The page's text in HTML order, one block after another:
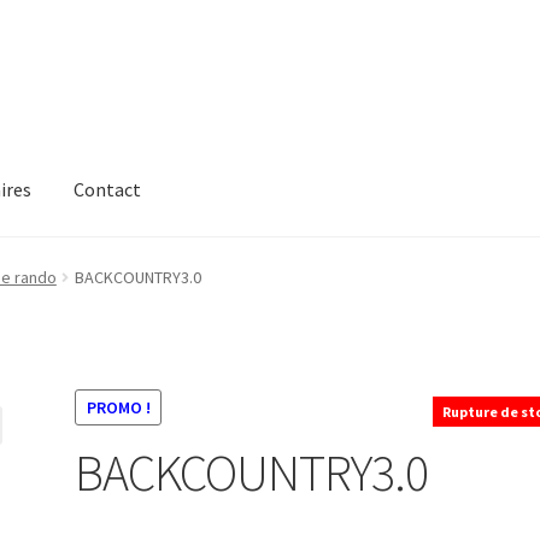
Contact
rando BACKCOUNTRY3.0
PROMO !
BACKCOUNTRY3.0
Rupture de